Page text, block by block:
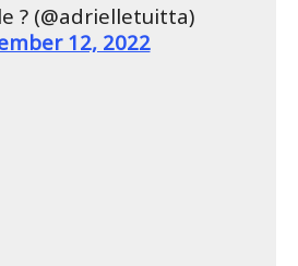
? (@adrielletuitta)
12, 2022